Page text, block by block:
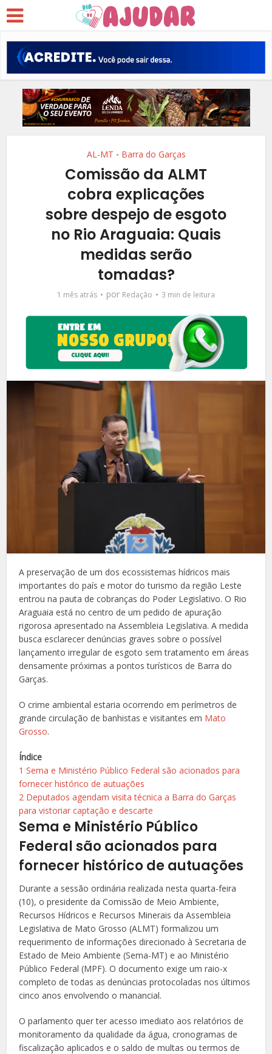
AL-MT • Barra do Garças
Comissão da ALMT
cobra explicações
sobre despejo de esgoto
no Rio Araguaia: Quais
medidas serão
tomadas?
1 mês atrás por Redação 3 min de leitura
A preservação de um dos ecossistemas hídricos mais
importantes do país e motor do turismo da região Leste
entrou na pauta de cobranças do Poder Legislativo. O Rio
Araguaia está no centro de um pedido de apuração
rigorosa apresentado na Assembleia Legislativa. A medida
busca esclarecer denúncias graves sobre o possível
lançamento irregular de esgoto sem tratamento em áreas
densamente próximas a pontos turísticos de Barra do
Garças.
O crime ambiental estaria ocorrendo em perímetros de
grande circulação de banhistas e visitantes em Mato
Grosso.
Índice
1 Sema e Ministério Público Federal são acionados para
fornecer histórico de autuações
2 Deputados agendam visita técnica a Barra do Garças
para vistoriar captação e descarte
Sema e Ministério Público
Federal são acionados para
fornecer histórico de autuações
Durante a sessão ordinária realizada nesta quarta-feira
(10), o presidente da Comissão de Meio Ambiente,
Recursos Hídricos e Recursos Minerais da Assembleia
Legislativa de Mato Grosso (ALMT) formalizou um
requerimento de informações direcionado à Secretaria de
Estado de Meio Ambiente (Sema-MT) e ao Ministério
Público Federal (MPF). O documento exige um raio-x
completo de todas as denúncias protocoladas nos últimos
cinco anos envolvendo o manancial.
O parlamento quer ter acesso imediato aos relatórios de
monitoramento da qualidade da água, cronogramas de
fiscalização aplicados e o saldo de multas ou termos de